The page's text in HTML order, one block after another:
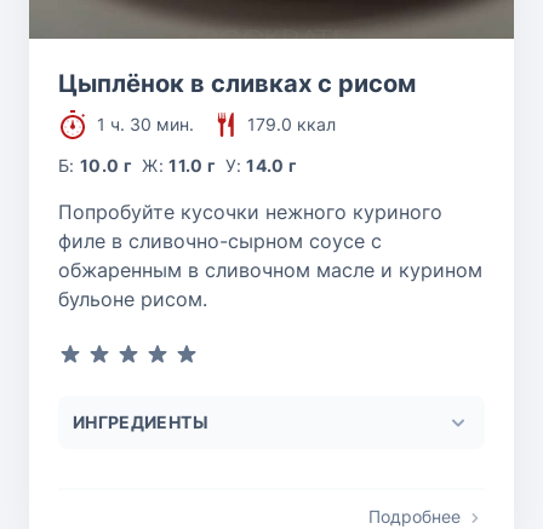
Цыплёнок в сливках с рисом
1 ч. 30 мин.
179.0 ккал
Б:10.0 г Ж:11.0 г У:14.0 г
Попробуйте кусочки нежного куриного
филе в сливочно-сырном соусе с
обжаренным в сливочном масле и курином
бульоне рисом.
ИНГРЕДИЕНТЫ
Подробнее